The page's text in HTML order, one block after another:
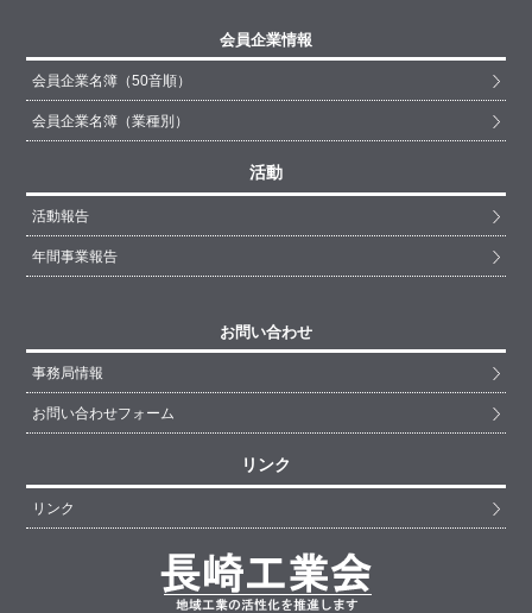
会員企業情報
会員企業名簿（50音順）
会員企業名簿（業種別）
活動
活動報告
年間事業報告
お問い合わせ
事務局情報
お問い合わせフォーム
リンク
リンク